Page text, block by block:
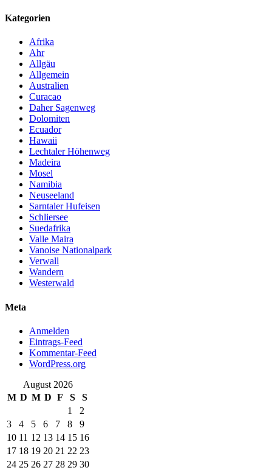
Kategorien
Afrika
Ahr
Allgäu
Allgemein
Australien
Curacao
Daher Sagenweg
Dolomiten
Ecuador
Hawaii
Lechtaler Höhenweg
Madeira
Mosel
Namibia
Neuseeland
Sarntaler Hufeisen
Schliersee
Suedafrika
Valle Maira
Vanoise Nationalpark
Verwall
Wandern
Westerwald
Meta
Anmelden
Eintrags-Feed
Kommentar-Feed
WordPress.org
August 2026
M D M D F S
S
1
2
3
4 5 6 7 8
9
10 11 12 13 14 15 16
17 18 19 20 21 22 23
24 25 26 27 28 29 30